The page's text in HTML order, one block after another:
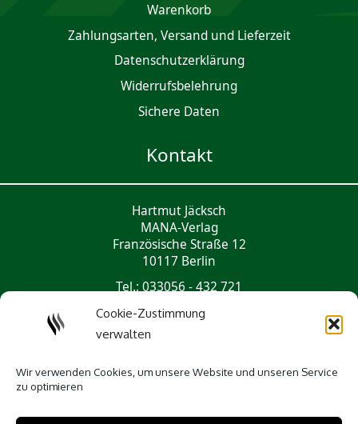
Cookie-Zustimmung
verwalten
Wir verwenden Cookies, um unsere Website und unseren Service
zu optimieren
Waren­korb
Zahlungsarten, Versand und Lieferzeit
Daten­schutz­er­klärung
Widerrufsbelehrung
Sichere Daten
Kontakt
Hartmut Jäcksch
MANA-Verlag
Französische Straße 12
10117 Berlin
Tel.: 033056 - 432 721
Social Media